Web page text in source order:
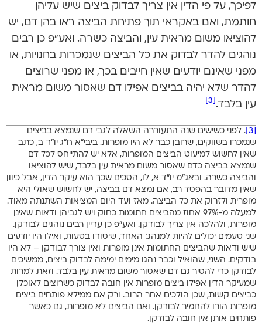
לפיכך, על פי הדין אין צריך לבדוק ביצים שיש עליהן
חותמת, ואם באקראי תוך פתיחת הביצה ראו בהן דם, יש
להוציאו משום מראית עין, והביצה כשרה. ואע”פ כן רבים
נוהגים להדר לבדוק את כל הביצים שנמכרות בחנויות, או
מפני שאינם יודעים שאין חייבים בכך, או מפני שרוצים
להדר שלא יהיה בביצים אפילו דם שאסור משום מראית
עין בלבד.
. לפני כשישים שנה התעוררה השאלה לגבי דם שנמצא בביצים
שנמכרו בשווקים, שרובן כבר לא היו מופרות. ביבי”א ח”ג יו”ד ב, כתב
שאין לחשוש למיעוט הביצים המופרות, אלא יש להתייחס לכל דם
שנמצא בביצה כדם שאסור משום מראית עין בלבד, שיש להוציאו
והביצה כשרה. ובאג”מ יו”ד א, לו, הסכים שכך הוא עיקר הדין, אבל כיוון
שאין מדובר בהפסד רב, אם נמצא דם בביצה, יש לחשוש שאולי היא
מופרית ולזרוק את כל הביצה. מאז ועד היום המציאות השתנתה מאוד.
למעלה מ-97% אחוז מהביצים חתומות כחוק ויש לגביהן ודאות שאינן
מופרות, ולהלכה אין צריך לבודקן. ואע”פ כן עדיין רבים נוהגים לבודקן.
שני טעמים יכולים להיות למנהג: האחד, שיסודו בטעות, ואילו היו יודעים
שיש ודאות שהביצים החתומות אינן מופרות ואין צורך לבודקן – לא היו
בודקים. השני, שהואיל וכבר נהגו מימים ימימה לבדוק ביצים, ממשיכים
לבודקן כדי להסיר גם דם שאסור משום מראית עין בלבד. וזאת למרות
שמעיקר הדין אפילו ביצים מופרות אין חובה לבדוק כשרוצים לאוכלן
כביצים קשות, שכן הולכים אחר הרוב. ורק אם ממילא פותחים ביצים
מופרות הורו להחמיר לבודקן. ואם הביצים לא מופרות, גם כאשר
פותחים אותן אין חובה לבודקן.